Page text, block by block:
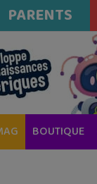
PARENTS
BOUTIQUE